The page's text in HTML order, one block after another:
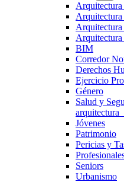
Arquitectura
Arquitectura
Arquitectura
BIM
Corredor
Derechos
Ejercicio
Género
Salud y
arquitectura
Jóvenes
Patrimonio
Pericias y
Seniors
Urbanismo